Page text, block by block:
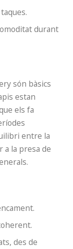
durant
són bàsics
estan
els fa
entre la
a la presa de
des de